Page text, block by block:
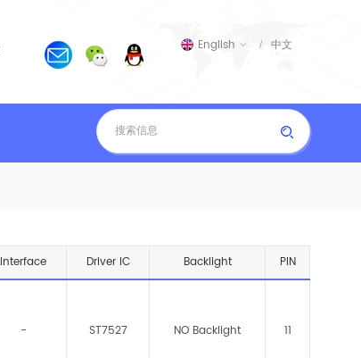
English 中文
Interface Driver IC Backlight PIN
- ST7527 NO Backlight 11